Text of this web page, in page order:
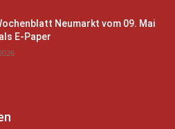
Neumarkt vom 09. Mai
E-Paper